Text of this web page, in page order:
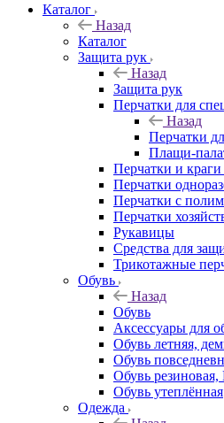
Каталог
Назад
Каталог
Защита рук
Назад
Защита рук
Перчатки для
Назад
Перчатки
Плащи-
Перчатки и
Перчатки
Перчатки с
Перчатки
Рукавицы
Средства для
Трикотажные
Обувь
Назад
Обувь
Аксессуары для
Обувь летняя,
Обувь
Обувь
Обувь утеплённая
Одежда